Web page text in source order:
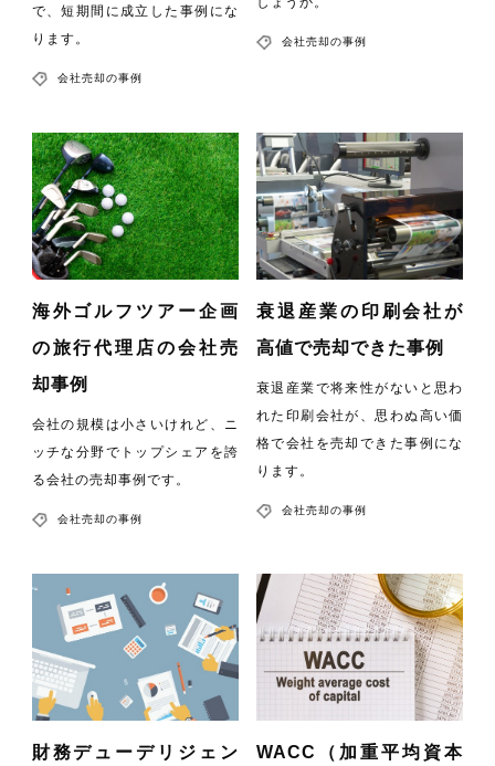
で、短期間に成立した事例にな
ります。
会社売却の事例
会社売却の事例
海外ゴルフツアー企画
の旅行代理店の会社売
却事例
会社の規模は小さいけれど、ニ
ッチな分野でトップシェアを誇
る会社の売却事例です。
会社売却の事例
衰退産業の印刷会社が
高値で売却できた事例
衰退産業で将来性がないと思わ
れた印刷会社が、思わぬ高い価
格で会社を売却できた事例にな
ります。
会社売却の事例
財務デューデリジェン WACC（加重平均資本